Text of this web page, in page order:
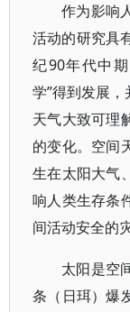
作为影响
活动的研究具
纪90年代中
学”得到发展
天气大致可理
的变化。空间
生在太阳大气
响人类生存条
间活动安全的
太阳是空
条（日珥）爆